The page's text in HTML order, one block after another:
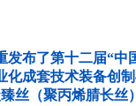
发布了第十二届“中
化成套技术装备创
丝（聚丙烯腈长丝